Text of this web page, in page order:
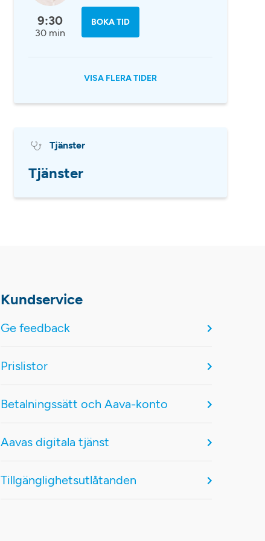
9:30
30 min
BOKA TID
VISA FLERA TIDER
Tjänster
Tjänster
Kundservice
Ge feedback
Prislistor
Betalningssätt och Aava-konto
Aavas digitala tjänst
Tillgänglighetsutlåtanden